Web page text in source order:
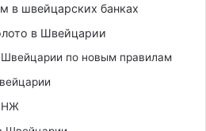
в швейцарских банках
в Швейцарии
по новым правилам